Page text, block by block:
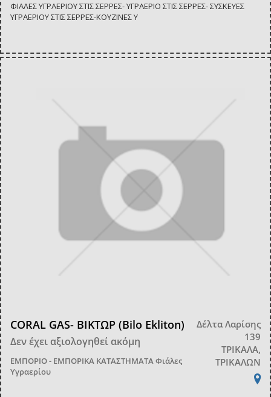
ΦΙΑΛΕΣ ΥΓΡΑΕΡΙΟΥ ΣΤΙΣ ΣΕΡΡΕΣ- ΥΓΡΑΕΡΙΟ ΣΤΙΣ ΣΕΡΡΕΣ- ΣΥΣΚΕΥΕΣ
ΥΓΡΑΕΡΙΟΥ ΣΤΙΣ ΣΕΡΡΕΣ-ΚΟΥΖΙΝΕΣ Υ
CORAL GAS- ΒΙΚΤΩΡ (Bilo Ekliton)
Δεν έχει αξιολογηθεί ακόμη
ΕΜΠΟΡΙΟ - ΕΜΠΟΡΙΚΑ ΚΑΤΑΣΤΗΜΑΤΑΦιάλες
Υγραερίου
Δέλτα Λαρίσης
139
ΤΡΙΚΑΛΑ,
ΤΡΙΚΑΛΩΝ